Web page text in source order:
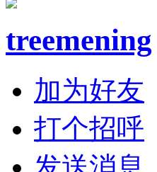
treemening
加为好友
打个招呼